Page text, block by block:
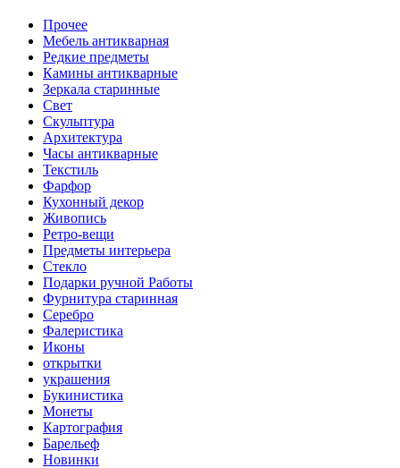
Прочее
Мебель антикварная
Редкие предметы
Камины антикварные
Зеркала старинные
Свет
Скульптура
Архитектура
Часы антикварные
Текстиль
Фарфор
Кухонный декор
Живопись
Ретро-вещи
Предметы интерьера
Стекло
Подарки ручной Работы
Фурнитура старинная
Серебро
Фалеристика
Иконы
открытки
украшения
Букинистика
Монеты
Картография
Барельеф
Новинки